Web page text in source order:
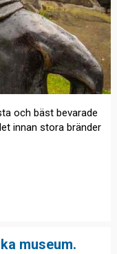
och bäst bevarade
innan stora bränder
museum.